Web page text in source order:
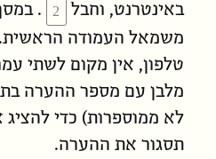
באינטרנט, וחבל
.
משמאל העמודה
טלפון, אין מקום לשתי
מלבן עם מספר ההערה
לא ממוספרות) כדי להציג
תסגור את ההערה.